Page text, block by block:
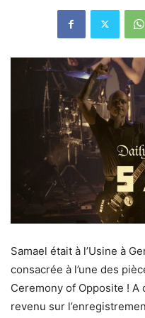
Samael était à l’Usine à
consacrée à l’une des
Ceremony of Opposite !
revenu sur